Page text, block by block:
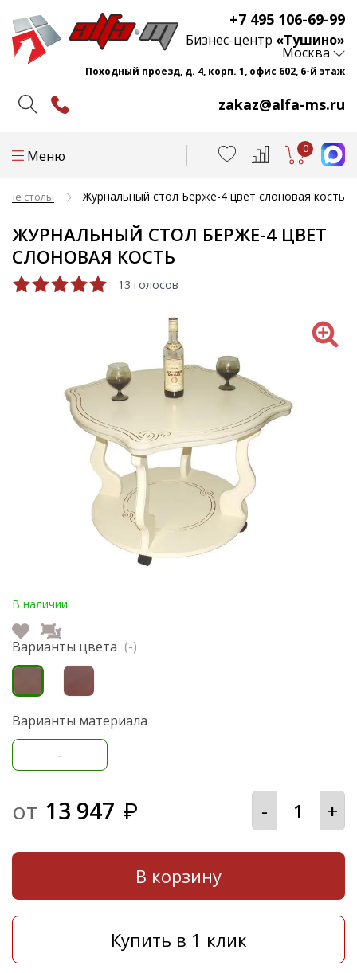
+7 495 106-69-99
zakaz@alfa-ms.ru
Бизнес-центр «Тушино»
Москва
Походный проезд, д. 4, корп. 1, офис 602, 6-й этаж
Меню 0
столы Журнальный стол Берже-4 цвет слоновая кость
ЖУРНАЛЬНЫЙ СТОЛ БЕРЖЕ-4 ЦВЕТ
СЛОНОВАЯ КОСТЬ
13 голосов
В наличии
Варианты цвета (-)
Варианты материала
-
от 13 947 ₽ - +
В корзину
Купить в 1 клик